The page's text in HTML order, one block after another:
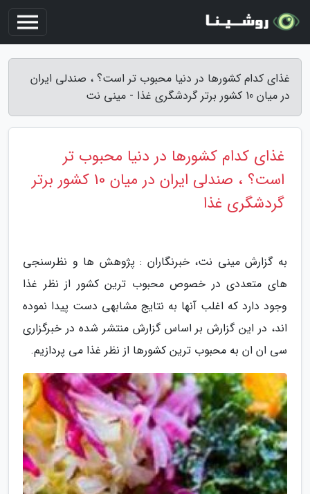
غذای کدام کشورها در دنیا محبوب تر است؟ ، صندلی ایران
در میان 10 کشور برتر گردشگری غذا - مینی نت
غذای کدام کشورها در دنیا محبوب تر
است؟ ، صندلی ایران در میان 10 کشور برتر
گردشگری غذا
به گزارش مینی نت، خبرنگاران : پژوهش ها و نظرسنجی
های متعددی در خصوص محبوب ترین کشور از نظر غذا
وجود دارد که اغلب آنها به نتایج مشابهی دست پیدا نموده
اند، در این گزارش بر اساس گزارش منتشر شده در خبرگزاری
سی ان ان به محبوب ترین کشورها از نظر غذا می پردازیم.